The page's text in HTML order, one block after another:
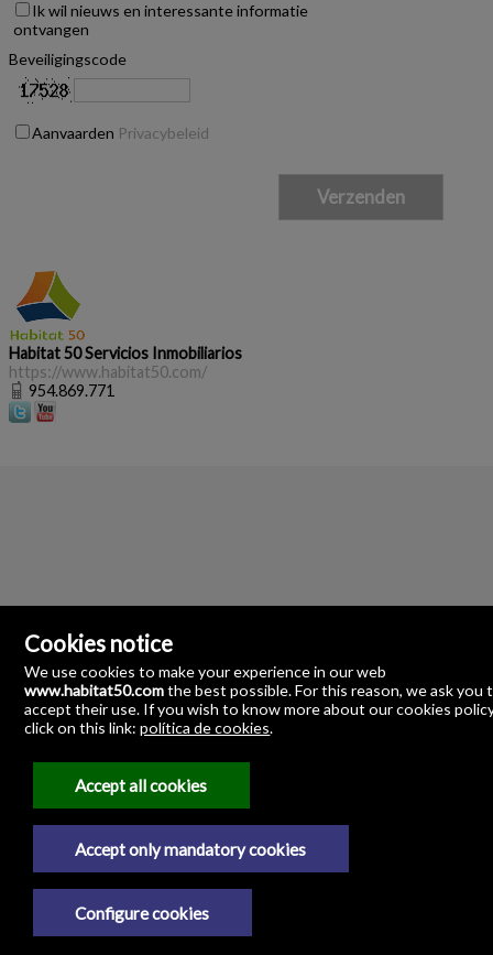
Ik wil nieuws en interessante informatie
ontvangen
Beveiligingscode
Aanvaarden Privacybeleid
Habitat 50 Servicios Inmobiliarios
https://www.habitat50.com/
954.869.771
Angostillo, 2-Pasaje Los Azahares-Local 15
41003 Sevilla
954.869.771
Privacybeleid
Cookies notice
We use cookies to make your experience in our web
www.habitat50.comthe best possible. For this reason, we ask you
accept their use. If you wish to know more about our cookies
click on this link:política de cookies.
Accept all cookies
Accept only mandatory cookies
Configure cookies